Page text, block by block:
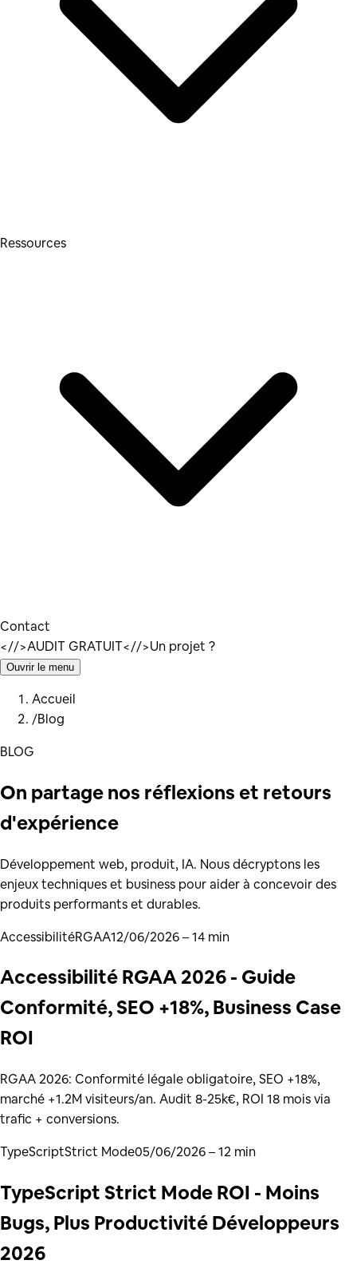
Ressources
Contact
<//>AUDIT GRATUIT<//>Un projet ?
Ouvrir le menu
Accueil
/Blog
BLOG
On partage nos réflexionset retours
d'expérience
Développement web, produit, IA. Nous décryptons les
enjeux techniques et business pour aider à concevoir des
produits performants et durables.
AccessibilitéRGAA12/06/2026– 14 min
Accessibilité RGAA 2026 - Guide
Conformité, SEO +18%, Business Case
ROI
RGAA 2026: Conformité légale obligatoire, SEO +18%,
marché +1.2M visiteurs/an. Audit 8-25k€, ROI 18 mois via
trafic + conversions.
TypeScriptStrict Mode05/06/2026– 12 min
TypeScript Strict Mode ROI - Moins
Bugs, Plus Productivité Développeurs
2026